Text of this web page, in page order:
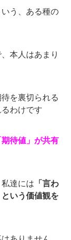
いう、ある種の
本人はあまり
待を裏切られる
わけです
待値」が共有
達には 「言わ
いう価値観を